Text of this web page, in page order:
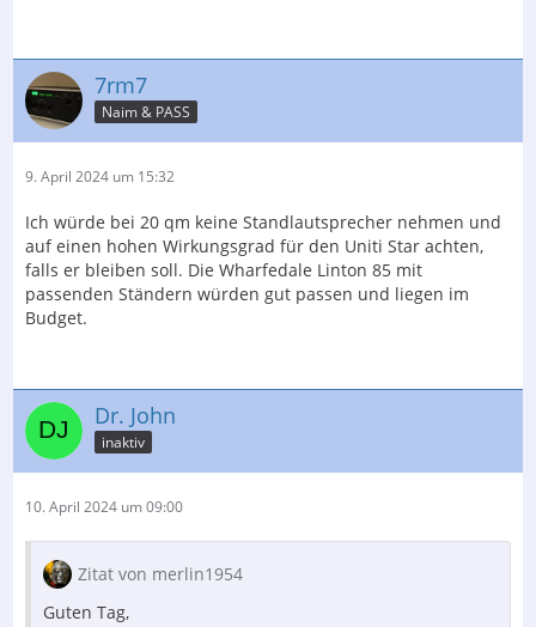
7rm7
Naim & PASS
9. April 2024 um 15:32
Ich würde bei 20 qm keine Standlautsprecher nehmen und
auf einen hohen Wirkungsgrad für den Uniti Star achten,
falls er bleiben soll. Die Wharfedale Linton 85 mit
passenden Ständern würden gut passen und liegen im
Budget.
Dr. John
inaktiv
10. April 2024 um 09:00
Zitat von merlin1954
Guten Tag,